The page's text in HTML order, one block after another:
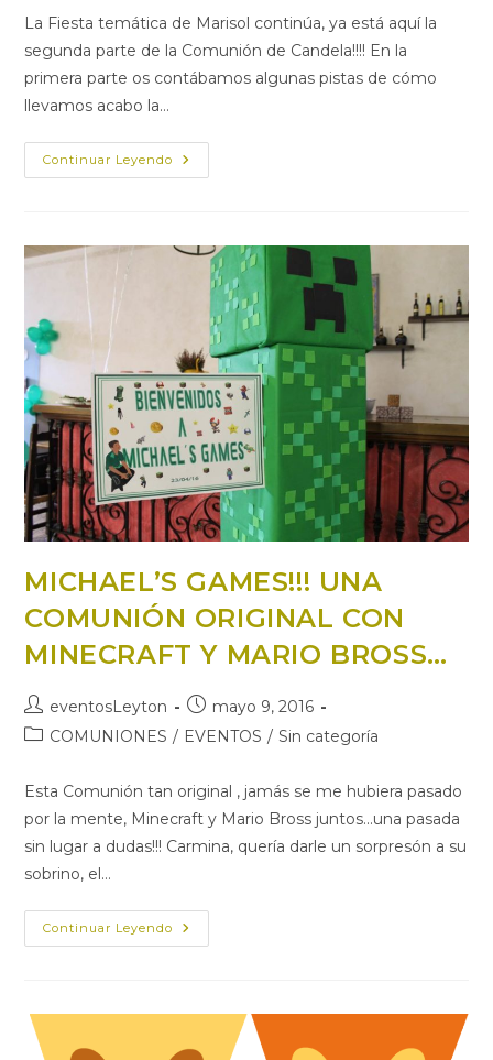
entrada:
La Fiesta temática de Marisol continúa, ya está aquí la
segunda parte de la Comunión de Candela!!!! En la
primera parte os contábamos algunas pistas de cómo
llevamos acabo la…
Continuar Leyendo FIESTA
TEMÁTICA
2
MICHAEL’S GAMES!!! UNA
COMUNIÓN ORIGINAL CON
MINECRAFT Y MARIO BROSS…
Autor
de
eventosLeyton
Publicación
de
mayo 9, 2016
Categoría
la
entrada:
COMUNIONES / EVENTOS / Sin categoría
Esta Comunión tan original , jamás se me hubiera pasado
por la mente, Minecraft y Mario Bross juntos...una pasada
sin lugar a dudas!!! Carmina, quería darle un sorpresón a su
sobrino, el…
Continuar Leyendo MICHAEL’S
GAMES!!!
MINECRAFT
MARIO